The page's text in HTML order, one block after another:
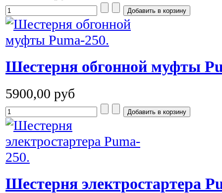
Шестерня обгонной муфты
5900,00 руб
Шестерня электростартера